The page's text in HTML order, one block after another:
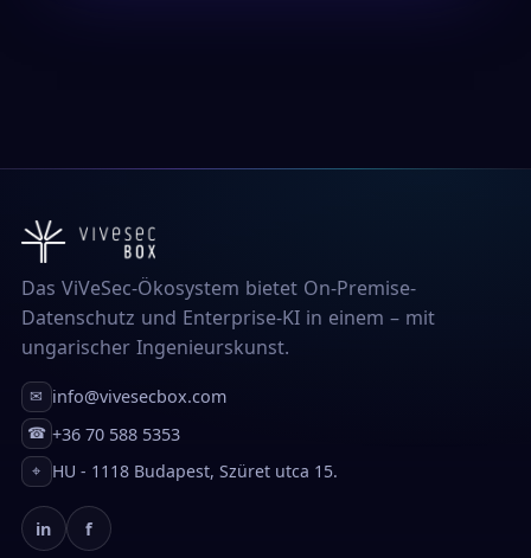
Das ViVeSec-Ökosystem bietet On-Premise-
Datenschutz und Enterprise-KI in einem – mit
ungarischer Ingenieurskunst.
✉ info@vivesecbox.com
☎ +36 70 588 5353
⌖ HU - 1118 Budapest, Szüret utca 15.
in f